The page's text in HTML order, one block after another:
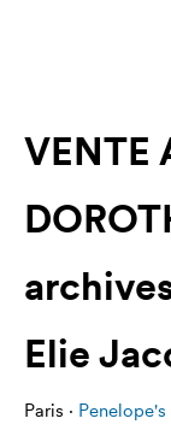
VENTE
Elie
Paris · Penelope's